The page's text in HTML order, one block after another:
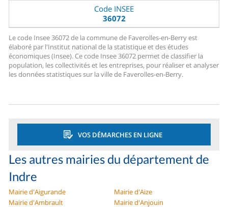
Code INSEE
36072
Le code Insee 36072 de la commune de Faverolles-en-Berry est
élaboré par l'Institut national de la statistique et des études
économiques (Insee). Ce code Insee 36072 permet de classifier la
population, les collectivités et les entreprises, pour réaliser et analyser
les données statistiques sur la ville de Faverolles-en-Berry.
VOS DÉMARCHES EN LIGNE
Les autres mairies du département de
Indre
Mairie d'Aigurande
Mairie d'Aize
Mairie d'Ambrault
Mairie d'Anjouin